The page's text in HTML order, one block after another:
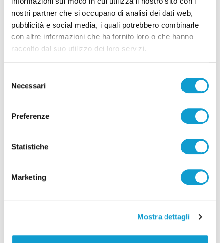
nostri partner che si occupano di analisi dei dati web,
pubblicità e social media, i quali potrebbero combinarle
con altre informazioni che ha fornito loro o che hanno
raccolto dal suo utilizzo dei loro servizi.
delNecessari
Preferenze
Statistiche
Marketing
Mostra dettagli